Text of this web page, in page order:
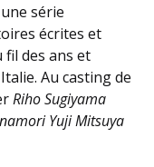
série
écrites et
fil des ans et
Au casting de
Riho Sugiyama
Yuji Mitsuya